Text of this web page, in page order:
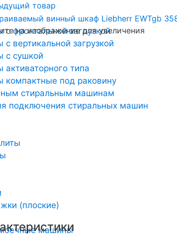
фронтальной загрузкой
вертикальной загрузкой
с сушкой
типа
под раковину
стиральным машинам
подключения стиральных машин
(плоские)
машины
товар
на изображение для увеличения